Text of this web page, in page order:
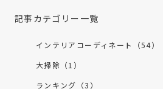
記事カテゴリー一覧
インテリアコーディネート（54）
大掃除（1）
ランキング（3）